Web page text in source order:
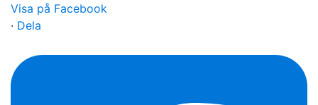
Visa på Facebook
· Dela